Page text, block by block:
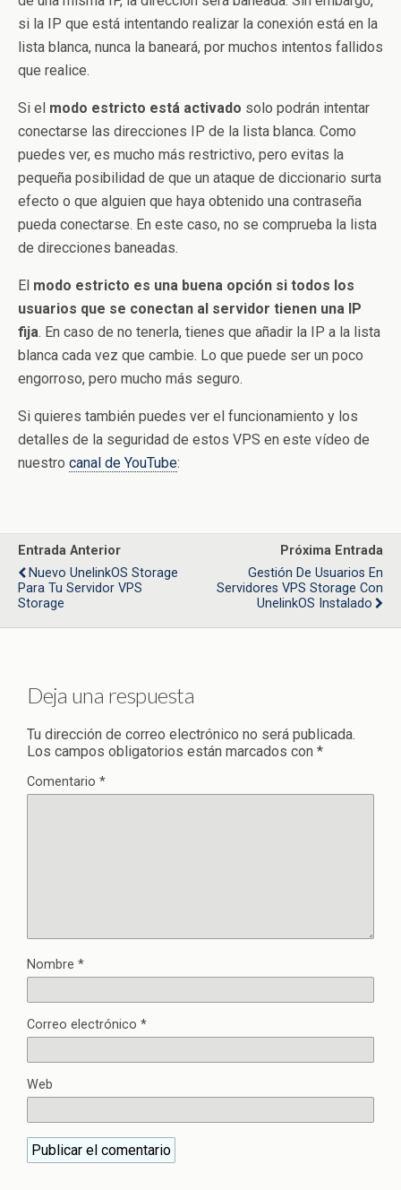
si la IP que está intentando realizar la conexión está en la
lista blanca, nunca la baneará, por muchos intentos fallidos
que realice.
Si el modo estricto está activado solo podrán intentar
conectarse las direcciones IP de la lista blanca. Como
puedes ver, es mucho más restrictivo, pero evitas la
pequeña posibilidad de que un ataque de diccionario surta
efecto o que alguien que haya obtenido una contraseña
pueda conectarse. En este caso, no se comprueba la lista
de direcciones baneadas.
El modo estricto es una buena opción si todos los
usuarios que se conectan al servidor tienen una IP
fija. En caso de no tenerla, tienes que añadir la IP a la lista
blanca cada vez que cambie. Lo que puede ser un poco
engorroso, pero mucho más seguro.
Si quieres también puedes ver el funcionamiento y los
detalles de la seguridad de estos VPS en este vídeo de
nuestro canal de YouTube:
Entrada Anterior
Nuevo UnelinkOS Storage
Para Tu Servidor VPS
Storage
Próxima Entrada
Gestión De Usuarios En
Servidores VPS Storage Con
UnelinkOS Instalado
Deja una respuesta
Tu dirección de correo electrónico no será publicada.
Los campos obligatorios están marcados con *
Comentario *
Nombre *
Correo electrónico *
Web